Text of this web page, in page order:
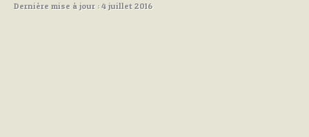
Dernière mise à jour : 4 juillet 2016